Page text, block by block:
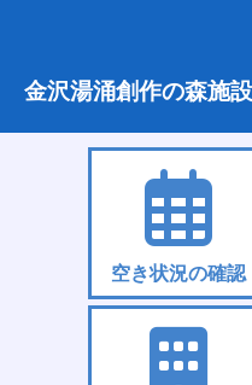
金沢湯涌創作の森施
空き状況の確認